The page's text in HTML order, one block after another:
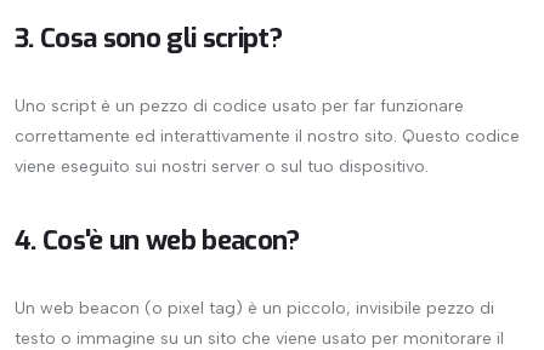
3. Cosa sono gli script?
Uno script è un pezzo di codice usato per far funzionare
correttamente ed interattivamente il nostro sito. Questo codice
viene eseguito sui nostri server o sul tuo dispositivo.
4. Cos'è un web beacon?
Un web beacon (o pixel tag) è un piccolo, invisibile pezzo di
testo o immagine su un sito che viene usato per monitorare il